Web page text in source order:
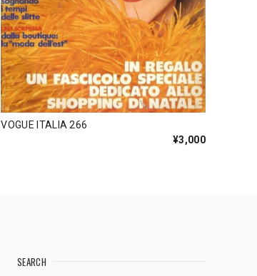
VOGUE ITALIA 266
¥3,000
SEARCH